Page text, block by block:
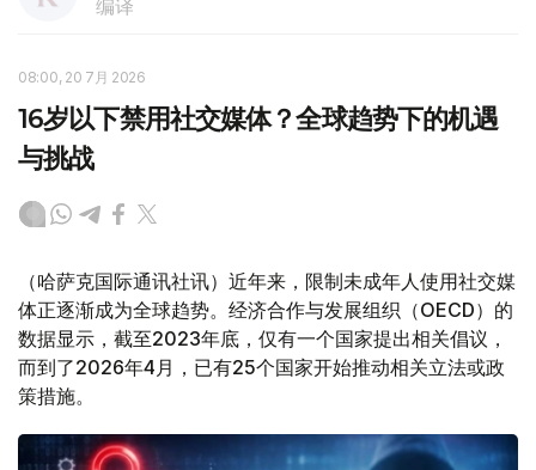
编译
08:00, 20 7月 2026
16岁以下禁用社交媒体？全球趋势下的机遇
与挑战
（哈萨克国际通讯社讯）近年来，限制未成年人使用社交媒
体正逐渐成为全球趋势。经济合作与发展组织（OECD）的
数据显示，截至2023年底，仅有一个国家提出相关倡议，
而到了2026年4月，已有25个国家开始推动相关立法或政
策措施。